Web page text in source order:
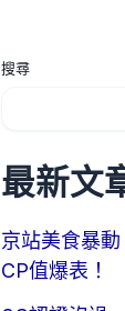
搜尋
最新文
京站美食暴
CP值爆表！